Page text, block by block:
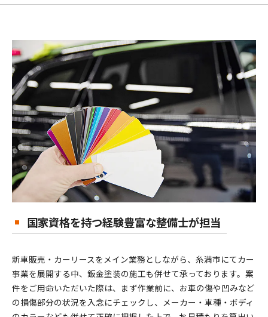
国家資格を持つ経験豊富な整備士が担当
新車販売・カーリースをメイン業務としながら、糸満市にてカー
事業を展開する中、鈑金塗装の施工も併せて承っております。案
件をご用命いただいた際は、まず作業前に、お車の傷や凹みなど
の損傷部分の状況を入念にチェックし、メーカー・車種・ボディ